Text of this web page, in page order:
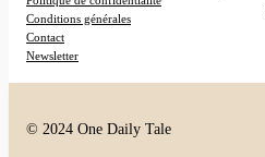
Conditions générales
Contact
Newsletter
© 2024 One Daily Tale